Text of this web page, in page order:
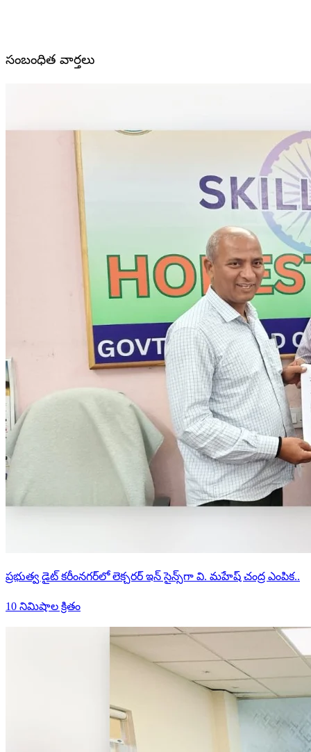
సంబంధిత వార్తలు
ప్రభుత్వ డైట్ కరీంనగర్‌లో లెక్చరర్ ఇన్ సైన్స్‌గా వి. మహేష్ చంద్ర ఎంపిక..
10 నిమిషాల క్రితం